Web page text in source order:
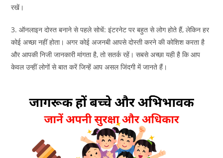
रखें।
3. ऑनलाइन दोस्त बनाने से पहले सोचें: इंटरनेट पर बहुत से लोग होते हैं, लेकिन हर
कोई अच्छा नहीं होता। अगर कोई अजनबी आपसे दोस्ती करने की कोशिश करता है
और आपकी निजी जानकारी मांगता है, तो सतर्क रहें। सबसे अच्छा यही है कि आप
केवल उन्हीं लोगों से बात करें जिन्हें आप असल जिंदगी में जानते हैं।